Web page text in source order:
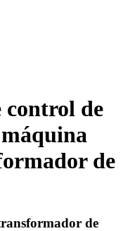
de
de
de